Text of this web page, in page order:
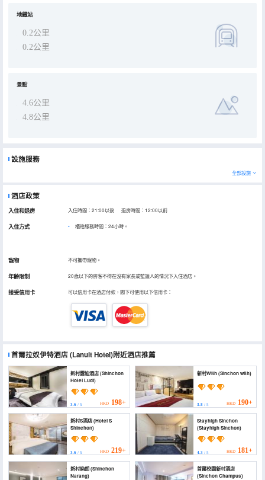
地鐵站
0.2公里
0.2公里
景點
4.6公里
4.8公里
設施服務
全部設施
酒店政策
入住和退房 入住時間：21:00以後 退房時間：12:00以前
入住方式 櫃枱服務時間：24小時。
寵物 不可攜帶寵物。
年齡限制 20歲以下的房客不得在沒有家長或監護人的情況下入住酒店。
接受信用卡 可以信用卡在酒店付款，閣下可使用以下信用卡：
首爾拉奴伊特酒店(Lanuit Hotel)附近酒店推薦
新村露迪酒店 (Shinchon
Hotel Ludi)
3.6 / 5 HKD 198+
新村With (Sinchon with)
3.8/ 5 HKD 190+
新村S酒店 (Hotel S
Shinchon)
3.6 / 5 HKD 219+
Stayhigh Sinchon
(Stayhigh Sinchon)
4.3/ 5 HKD 181+
新村納朗 (Shinchon
Narang)
首爾校園新村酒店
(Sinchon Champus)